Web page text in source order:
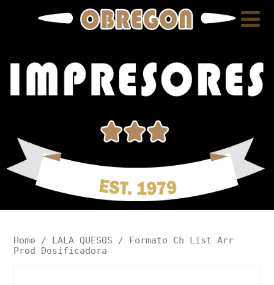
Home / LALA QUESOS / Formato Ch List Arr
Prod Dosificadora